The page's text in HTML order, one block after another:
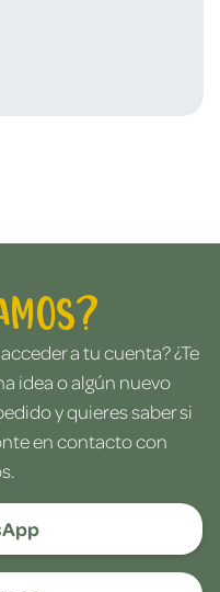
a tu cuenta? ¿Te
idea o algún nuevo
y quieres saber si
en contacto con